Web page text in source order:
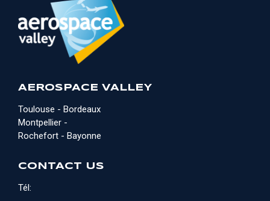
AEROSPACE VALLEY
Toulouse - Bordeaux
Montpellier -
Rochefort - Bayonne
CONTACT US
Tél: